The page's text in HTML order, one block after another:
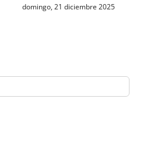
domingo, 21 diciembre 2025